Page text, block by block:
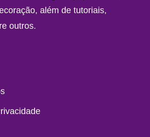
além de tutoriais,
outros.